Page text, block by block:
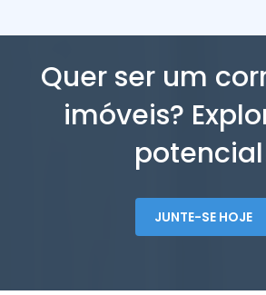
Quer ser um
imóveis?
JUNTE-SE HOJE